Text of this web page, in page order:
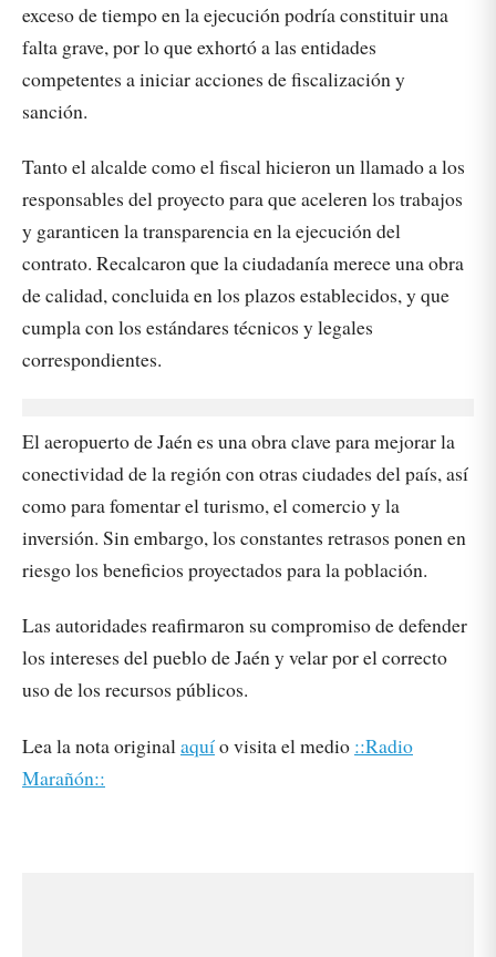
exceso de tiempo en la ejecución podría constituir una
falta grave, por lo que exhortó a las entidades
competentes a iniciar acciones de fiscalización y
sanción.
Tanto el alcalde como el fiscal hicieron un llamado a los
responsables del proyecto para que aceleren los trabajos
y garanticen la transparencia en la ejecución del
contrato. Recalcaron que la ciudadanía merece una obra
de calidad, concluida en los plazos establecidos, y que
cumpla con los estándares técnicos y legales
correspondientes.
El aeropuerto de Jaén es una obra clave para mejorar la
conectividad de la región con otras ciudades del país, así
como para fomentar el turismo, el comercio y la
inversión. Sin embargo, los constantes retrasos ponen en
riesgo los beneficios proyectados para la población.
Las autoridades reafirmaron su compromiso de defender
los intereses del pueblo de Jaén y velar por el correcto
uso de los recursos públicos.
Lea la nota original aquío visita el medio ::Radio
Marañón::